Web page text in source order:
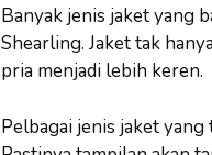
Banyak jenis jaket yang
Shearling. Jaket tak
pria menjadi lebih keren.
Pelbagai jenis jaket